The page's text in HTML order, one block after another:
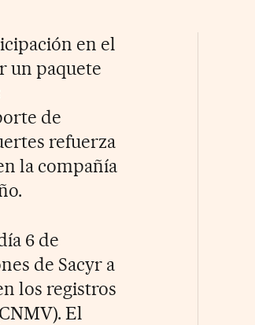
en el
un paquete
de
refuerza
la compañía
6 de
de Sacyr a
los registros
El